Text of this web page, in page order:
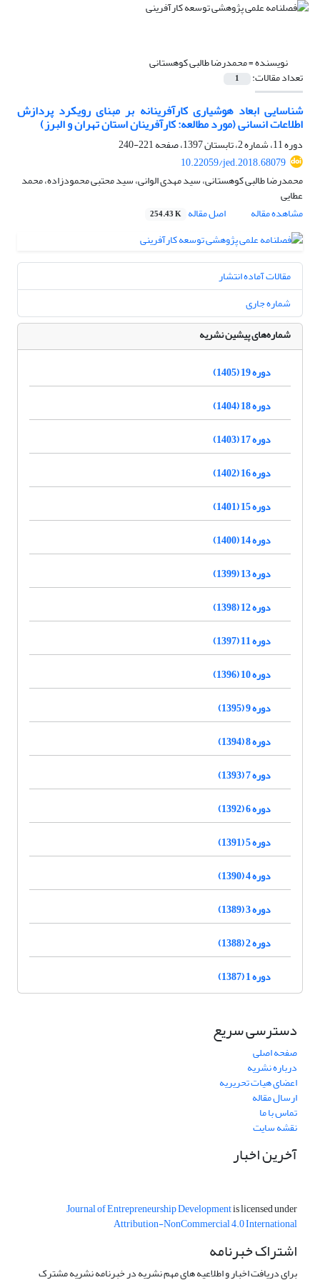
نویسنده =محمدرضا طالبی کوهستانی
تعداد مقالات: 1
شناسایی ابعاد هوشیاری کارآفرینانه بر مبنای رویکرد پردازش
اطلاعات انسانی (مورد مطالعه: کارآفرینان استان تهران و البرز)
دوره 11، شماره 2، تابستان 1397، صفحه
221-240
10.22059/jed.2018.68079
محمدرضا طالبی کوهستانی، سید مهدی الوانی، سید محتبی محمودزاده، محمد
عطایی
مشاهده مقاله
اصل مقاله 254.43 K
مقالات آماده انتشار
شماره جاری
شماره‌های پیشین نشریه
دوره 19 (1405)
دوره 18 (1404)
دوره 17 (1403)
دوره 16 (1402)
دوره 15 (1401)
دوره 14 (1400)
دوره 13 (1399)
دوره 12 (1398)
دوره 11 (1397)
دوره 10 (1396)
دوره 9 (1395)
دوره 8 (1394)
دوره 7 (1393)
دوره 6 (1392)
دوره 5 (1391)
دوره 4 (1390)
دوره 3 (1389)
دوره 2 (1388)
دوره 1 (1387)
دسترسی سریع
صفحه اصلی
درباره نشریه
اعضای هیات تحریریه
ارسال مقاله
تماس با ما
نقشه سایت
آخرین اخبار
Journal of Entrepreneurship Developmentis licensed under
Attribution-NonCommercial 4.0 International
اشتراک خبرنامه
برای دریافت اخبار و اطلاعیه های مهم نشریه در خبرنامه نشریه مشترک